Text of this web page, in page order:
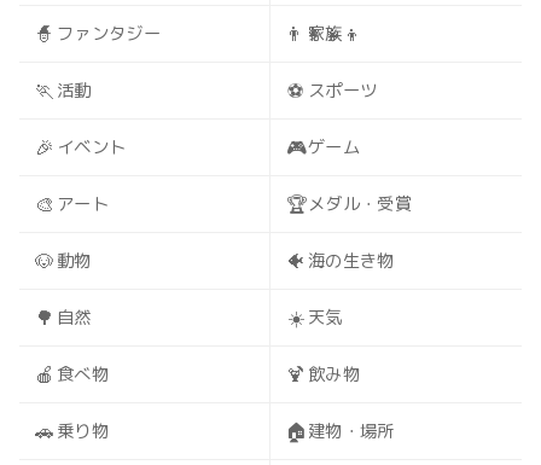
🧙 ファンタジー 👨‍👩‍👧‍👦
家族
🏃 活動 ⚽ スポーツ
🎉 イベント 🎮ゲーム
🎨 アート 🏆メダル・受賞
🐶 動物 🐠 海の生き物
🌳 自然 ☀️ 天気
🍎 食べ物 🍹 飲み物
🚗 乗り物 🏠 建物・場所